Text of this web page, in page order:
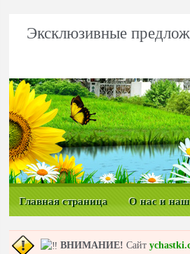
Эксклюзивные
Главная страница О нас и
ВНИМАНИЕ! Сайт